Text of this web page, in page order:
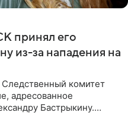
принял его
из-за нападения на
комитет
адресованное
Бастрыкину.